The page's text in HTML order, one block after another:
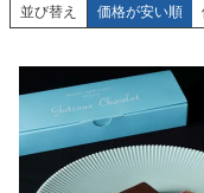
並び替え 価格が安い順